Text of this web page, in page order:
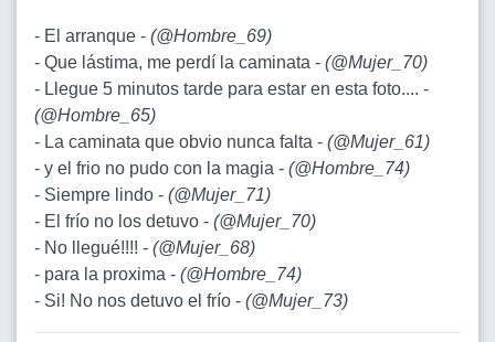
- El arranque - (@Hombre_69)
- Que lástima, me perdí la caminata - (@Mujer_70)
- Llegue 5 minutos tarde para estar en esta foto.... -
(@Hombre_65)
- La caminata que obvio nunca falta - (@Mujer_61)
- y el frio no pudo con la magia - (@Hombre_74)
- Siempre lindo - (@Mujer_71)
- El frío no los detuvo - (@Mujer_70)
- No llegué!!!! - (@Mujer_68)
- para la proxima - (@Hombre_74)
- Si! No nos detuvo el frío - (@Mujer_73)